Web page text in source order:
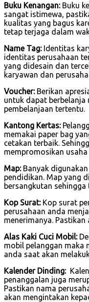
Buku Kenangan:Buku
sangat istimewa,
kualitas yang bagus
tetap terjaga dalam
Name Tag:Identitas
identitas perusahaan
yang didesain dan
karyawan dan
Voucher:Berikan
untuk dapat berbelanja
pembelanjaan tertentu.
Kantong Kertas:
memakai paper bag
cetakan terbaik.
mempromosikan usaha
Map:Banyak
pendidikan. Map yang
bersangkutan
Kop Surat:Kop surat
perusahaan anda
menerimanya.
Alas Kaki Cuci Mobil:
mobil pelanggan maka
anda saat akan
Kalender Dinding:
penanggalan juga
Pastikan nama
akan mengintakan